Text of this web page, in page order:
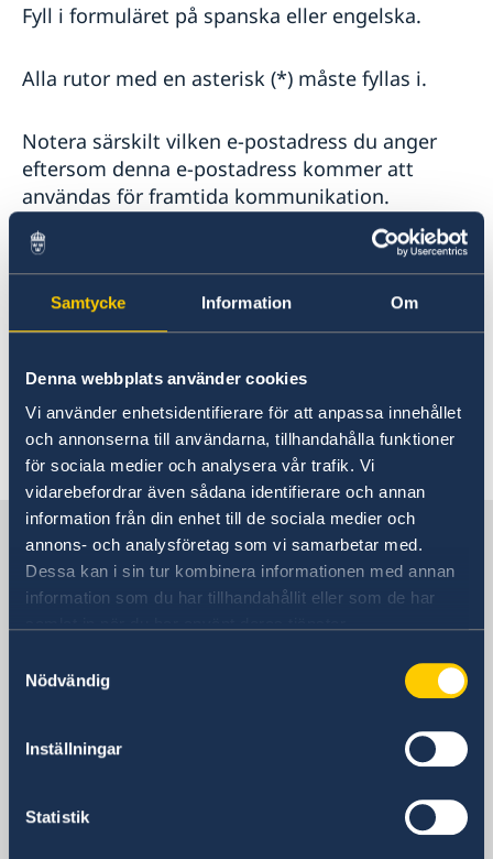
Samtycke Information Om
Denna webbplats använder cookies
Vi använder enhetsidentifierare för att anpassa innehållet
och annonserna till användarna, tillhandahålla funktioner
för sociala medier och analysera vår trafik. Vi
vidarebefordrar även sådana identifierare och annan
information från din enhet till de sociala medier och
annons- och analysföretag som vi samarbetar med.
Dessa kan i sin tur kombinera informationen med annan
information som du har tillhandahållit eller som de har
Nödvändig
Inställningar
Statistik
Fyll i formuläret på spanska eller engelska.
Alla rutor med en asterisk (*) måste fyllas i.
Notera särskilt vilken e-postadress du anger
eftersom denna e-postadress kommer att
användas för framtida kommunikation.
Formuläret är endast tillgängligt på spanska.
Formuläret hittas på följande länk:
Agendar una cita para entrevista
Senast uppdaterad 02 nov. 2023, 12.24
Sverige i Bogotá
SVERIGES AMBASSAD
Calle 72A No. 5-83, piso 8
Bogotá, D. C.
Embajada de Suecia